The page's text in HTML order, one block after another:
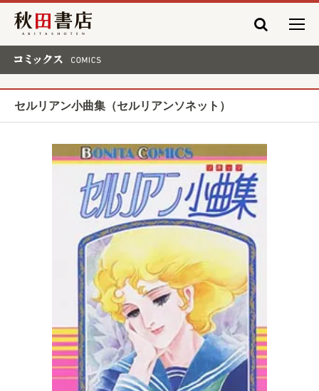
秋田書店
セルリアン小曲集（セルリアンソネット）